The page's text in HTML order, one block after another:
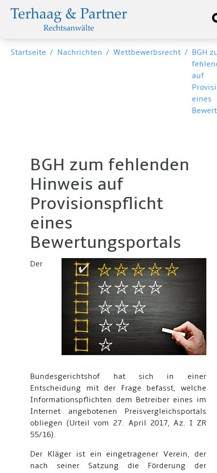
Startseite / Nachrichten / Wettbewerbsrecht / BGH
auf
eines
BGH zum fehlenden
Hinweis auf
Provisionspflicht
eines
Bewertungsportals
Der
Bundesgerichtshof hat sich in einer
Entscheidung mit der Frage befasst, welche
Informationspflichten dem Betreiber eines im
Internet angebotenen Preisvergleichsportals
obliegen (Urteil vom 27. April 2017, Az. I ZR
55/16).
Der Kläger ist ein eingetragener Verein, der
nach seiner Satzung die Förderung der